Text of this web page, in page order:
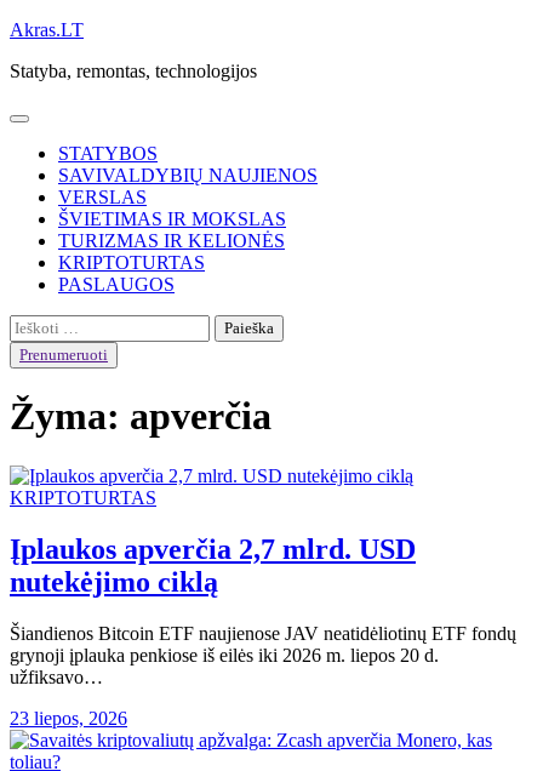
Skip
content
Akras.LT
Statyba, remontas, technologijos
STATYBOS
SAVIVALDYBIŲ NAUJIENOS
VERSLAS
ŠVIETIMAS IR MOKSLAS
TURIZMAS IR KELIONĖS
KRIPTOTURTAS
PASLAUGOS
Ieškoti:
Prenumeruoti
Žyma: apverčia
KRIPTOTURTAS
Įplaukos apverčia 2,7 mlrd. USD
nutekėjimo ciklą
Šiandienos Bitcoin ETF naujienose JAV neatidėliotinų ETF fondų
grynoji įplauka penkiose iš eilės iki 2026 m. liepos 20 d.
užfiksavo…
23 liepos, 2026